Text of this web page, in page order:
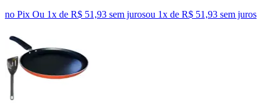
no Pix Ou 1x de R$ 51,93 sem jurosou 1x de R$ 51,93 sem juros